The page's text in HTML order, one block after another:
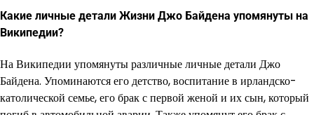
Какие личные детали Жизни Джо Байдена упомянуты на
Википедии?
На Википедии упомянуты различные личные детали Джо
Байдена. Упоминаются его детство, воспитание в ирландско-
католической семье, его брак с первой женой и их сын, который